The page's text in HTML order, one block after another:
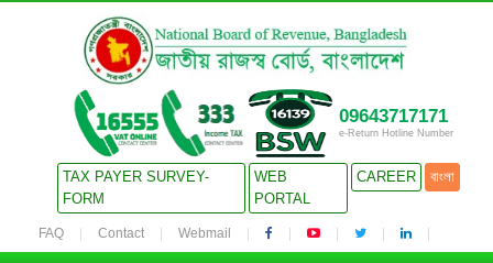
09643717171
e-Return Hotline Number
TAX PAYER SURVEY-
FORM
WEB
PORTAL
CAREER বাংলা
FAQ Contact Webmail